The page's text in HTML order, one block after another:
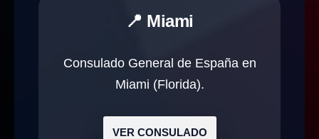
📍 Miami
Consulado General de España en
Miami (Florida).
VER CONSULADO